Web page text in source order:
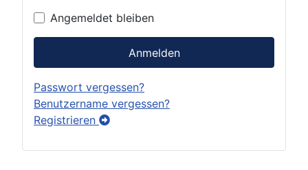
Angemeldet bleiben
Anmelden
Passwort vergessen?
Benutzername vergessen?
Registrieren